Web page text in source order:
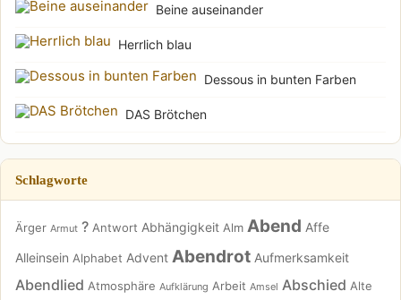
Beine auseinander
Herrlich blau
Dessous in bunten Farben
DAS Brötchen
Schlagworte
Ärger Armut ? Antwort Abhängigkeit Alm Abend Affe
Alleinsein Alphabet Advent Abendrot Aufmerksamkeit
Abendlied Atmosphäre Aufklärung Arbeit Amsel Abschied Alte